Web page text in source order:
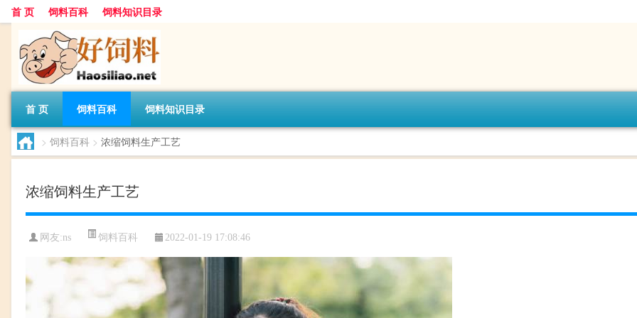
首 页 饲料百科 饲料知识目录
首 页 饲料百科 饲料知识目录
> 饲料百科 > 浓缩饲料生产工艺
浓缩饲料生产工艺
网友:ns 饲料百科 2022-01-19 17:08:46